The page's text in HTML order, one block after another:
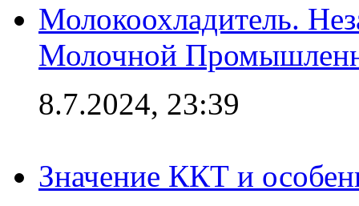
Молокоохладитель.
Молочной
8.7.2024, 23:39
Значение ККТ и